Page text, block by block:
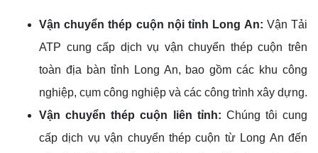
Vận chuyển thép cuộn nội tỉnh Long An: Vận Tải
ATP cung cấp dịch vụ vận chuyển thép cuộn trên
toàn địa bàn tỉnh Long An, bao gồm các khu công
nghiệp, cụm công nghiệp và các công trình xây dựng.
Vận chuyển thép cuộn liên tỉnh: Chúng tôi cung
cấp dịch vụ vận chuyển thép cuộn từ Long An đến